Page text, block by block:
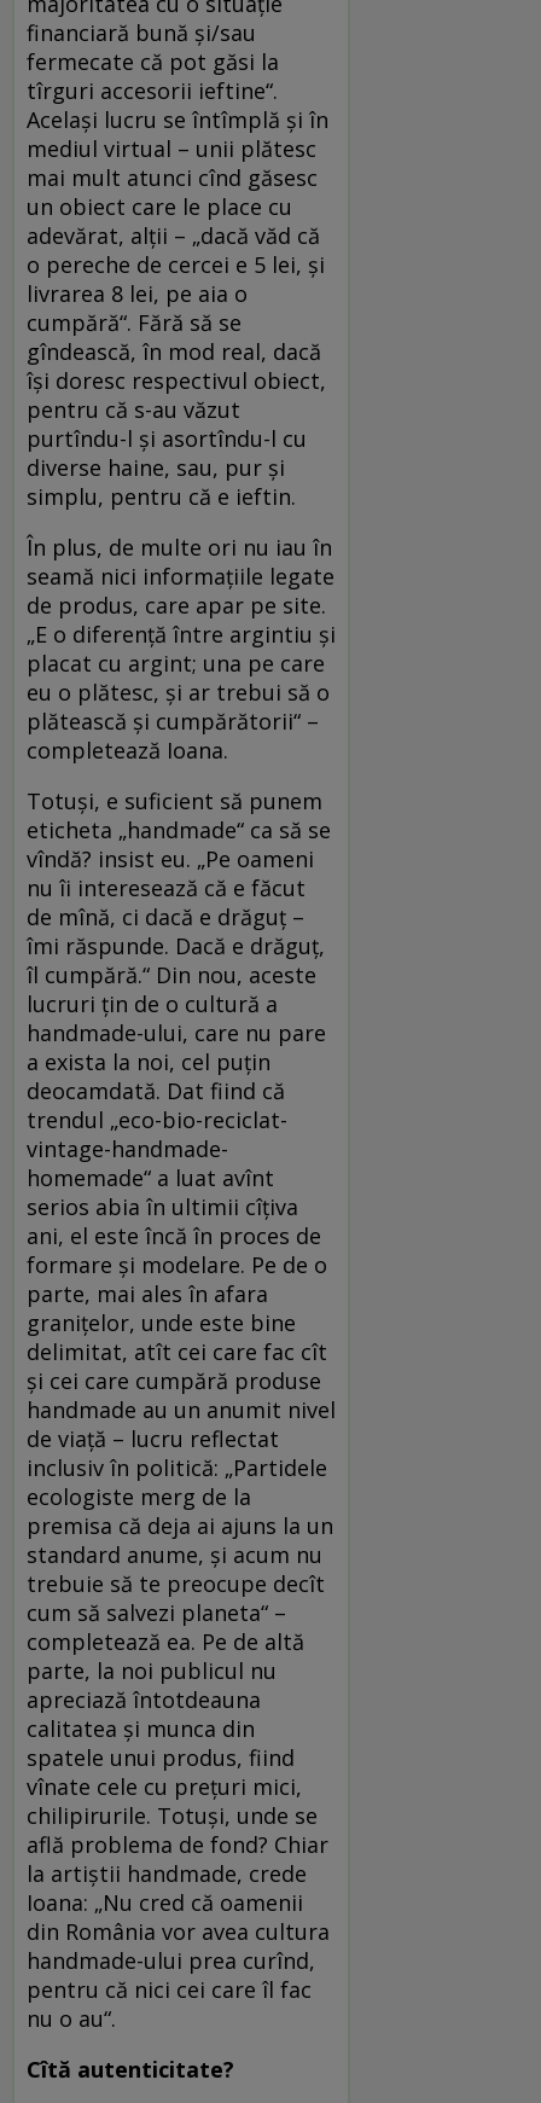
financiară bună şi/sau
fermecate că pot găsi la
tîrguri accesorii ieftine“.
Acelaşi lucru se întîmplă şi în
mediul virtual – unii plătesc
mai mult atunci cînd găsesc
un obiect care le place cu
adevărat, alţii – „dacă văd că
o pereche de cercei e 5 lei, şi
livrarea 8 lei, pe aia o
cumpără“. Fără să se
gîndească, în mod real, dacă
îşi doresc respectivul obiect,
pentru că s-au văzut
purtîndu-l şi asortîndu-l cu
diverse haine, sau, pur şi
simplu, pentru că e ieftin.
În plus, de multe ori nu iau în
seamă nici informaţiile legate
de produs, care apar pe site.
„E o diferenţă între argintiu şi
placat cu argint; una pe care
eu o plătesc, şi ar trebui să o
plătească şi cumpărătorii“ –
completează Ioana.
Totuşi, e suficient să punem
eticheta „handmade“ ca să se
vîndă? insist eu. „Pe oameni
nu îi interesează că e făcut
de mînă, ci dacă e drăguţ –
îmi răspunde. Dacă e drăguţ,
îl cumpără.“ Din nou, aceste
lucruri ţin de o cultură a
handmade-ului, care nu pare
a exista la noi, cel puţin
deocamdată. Dat fiind că
trendul „eco-bio-reciclat-
vintage-handmade-
homemade“ a luat avînt
serios abia în ultimii cîţiva
ani, el este încă în proces de
formare şi modelare. Pe de o
parte, mai ales în afara
graniţelor, unde este bine
delimitat, atît cei care fac cît
şi cei care cumpără produse
handmade au un anumit nivel
de viaţă – lucru reflectat
inclusiv în politică: „Partidele
ecologiste merg de la
premisa că deja ai ajuns la un
standard anume, şi acum nu
trebuie să te preocupe decît
cum să salvezi planeta“ –
completează ea. Pe de altă
parte, la noi publicul nu
apreciază întotdeauna
calitatea şi munca din
spatele unui produs, fiind
vînate cele cu preţuri mici,
chilipirurile. Totuşi, unde se
află problema de fond? Chiar
la artiştii handmade, crede
Ioana: „Nu cred că oamenii
din România vor avea cultura
handmade-ului prea curînd,
pentru că nici cei care îl fac
nu o au“.
Cîtă autenticitate?